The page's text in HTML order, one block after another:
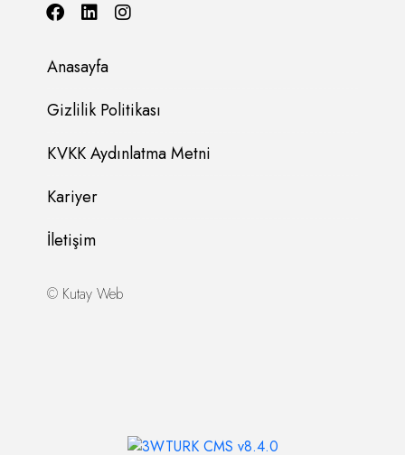
Anasayfa
Gizlilik Politikası
KVKK Aydınlatma Metni
Kariyer
İletişim
© Kutay Web